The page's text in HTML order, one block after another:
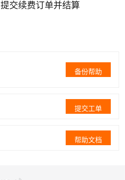
提交续费订单并结算
备份帮助
提交工单
帮助文档